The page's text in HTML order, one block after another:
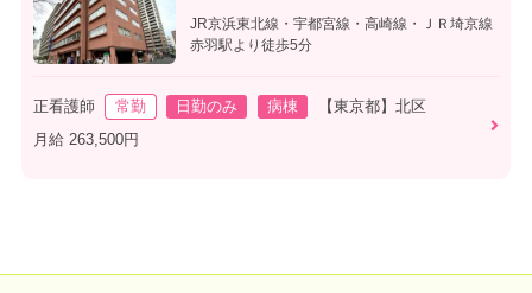
JR京浜東北線・宇都宮線・高崎線・ＪＲ埼京線
赤羽駅より徒歩5分
正看護師 常勤 日勤のみ 病棟
【東京都】北区
月給 263,500円